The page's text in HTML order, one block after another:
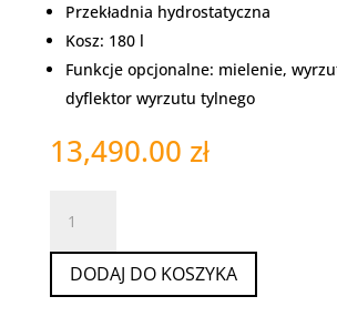
Przekładnia hydrostatyczna
Kosz: 180 l
Funkcje opcjonalne: mielenie,
dyflektor wyrzutu tylnego
13,490.00 zł
ogrodowy
DODAJ DO KOSZYKA